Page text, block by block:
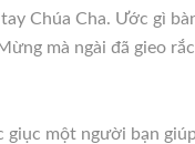
Chúa Cha. Ước gì
mà ngài đã gieo
một người bạn